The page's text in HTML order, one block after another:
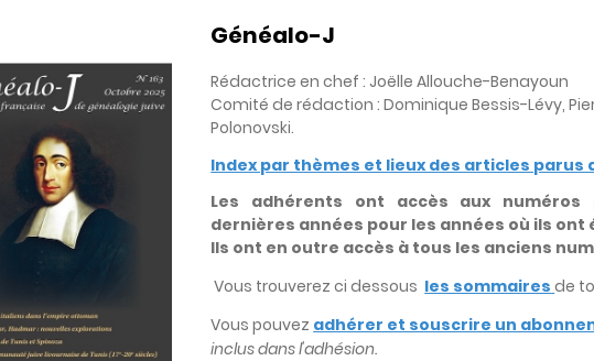
Généalo-J
Rédactrice en chef : Joëlle Allouche-Benayoun
Comité de rédaction : Dominique Bessis-Lévy,
Polonovski.
Index par thèmes et lieux des articles parus
Les adhérents ont accès aux
dernières années pour les années où ils
Ils ont en outre accès à tous les anciens
Vous trouverez ci dessous les sommaires de
Vous pouvez adhérer et souscrire un
inclus dans l'adhésion.